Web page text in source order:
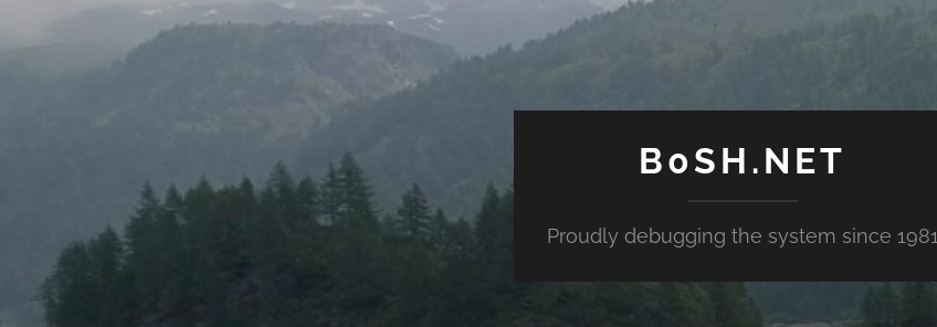
B0SH.NET
Proudly debugging the system since 1981